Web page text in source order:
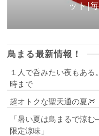
ット|
鳥まる最新情報！
１人で呑みたい夜もあ
時まで
超オトクな聖天通の夏🎆
「暑い夏は鳥まるで涼
限定涼味」